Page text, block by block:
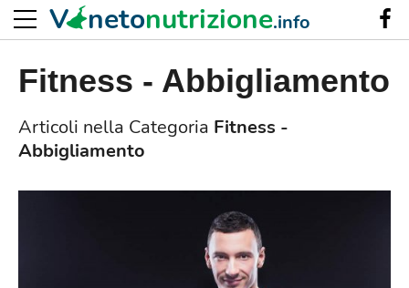
Fitness - Abbigliamento
Articoli nella Categoria Fitness -
Abbigliamento
V netonutrizione.info